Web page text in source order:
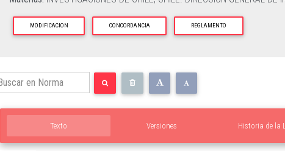
MODIFICACION CONCORDANCIA REGLAMENTO
Texto Versiones Historia de la